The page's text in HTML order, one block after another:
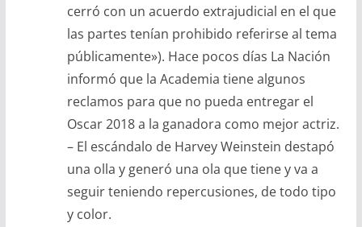
cerró con un acuerdo extrajudicial en el que
las partes tenían prohibido referirse al tema
públicamente»). Hace pocos días La Nación
informó que la Academia tiene algunos
reclamos para que no pueda entregar el
Oscar 2018 a la ganadora como mejor actriz.
– El escándalo de Harvey Weinstein destapó
una olla y generó una ola que tiene y va a
seguir teniendo repercusiones, de todo tipo
y color.